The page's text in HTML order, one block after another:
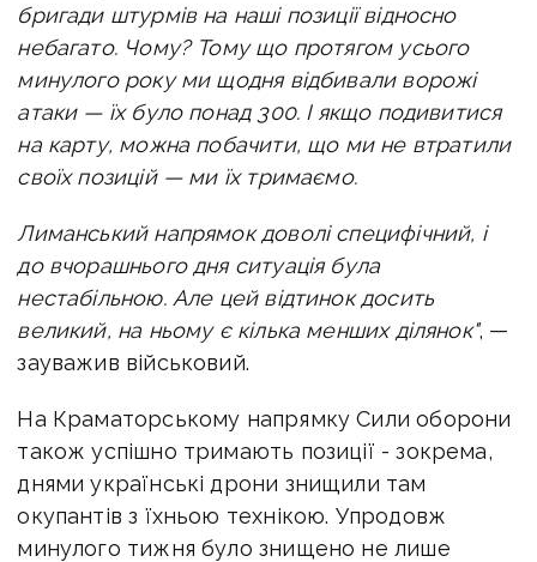
бригади штурмів на наші позиції відносно
небагато. Чому? Тому що протягом усього
минулого року ми щодня відбивали ворожі
атаки — їх було понад 300. І якщо подивитися
на карту, можна побачити, що ми не втратили
своїх позицій — ми їх тримаємо.
Лиманський напрямок доволі специфічний, і
до вчорашнього дня ситуація була
нестабільною. Але цей відтинок досить
великий, на ньому є кілька менших ділянок", —
зауважив військовий.
На Краматорському напрямку Сили оборони
також успішно тримають позиції - зокрема,
днями українські дрони знищили там
окупантів з їхньою технікою. Упродовж
минулого тижня було знищено не лише